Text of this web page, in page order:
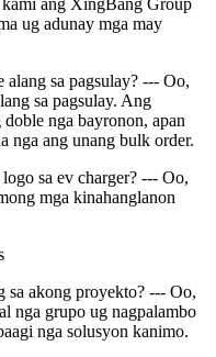
ug adunay mga may
alang sa pagsulay? --- Oo,
sa pagsulay. Ang
nga bayronon, apan
nga ang unang bulk order.
sa ev charger? --- Oo,
mga kinahanglanon
sa akong proyekto? --- Oo,
nga grupo ug nagpalambo
nga solusyon kanimo.